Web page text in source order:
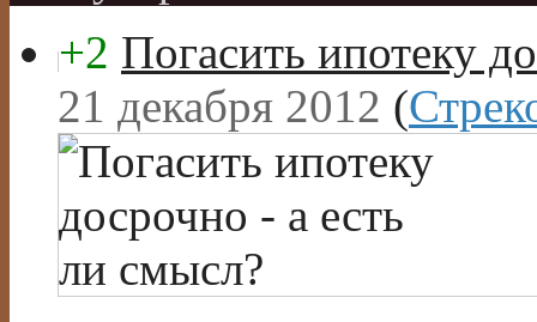
+2 Погасить ипотеку
21 декабря 2012 (